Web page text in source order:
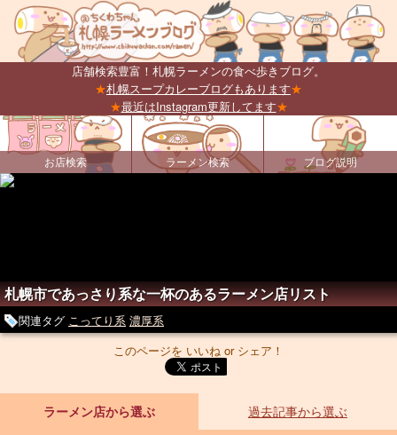
店舗検索豊富！札幌ラーメンの食べ歩きブログ。
★札幌スープカレーブログもあります★
★最近はInstagram更新してます★
お店検索 ラーメン検索 ブログ説明
札幌市であっさり系な一杯のあるラーメン店リスト
関連タグ こってり系 濃厚系
このページを いいね or シェア！
ラーメン店から選ぶ 過去記事から選ぶ